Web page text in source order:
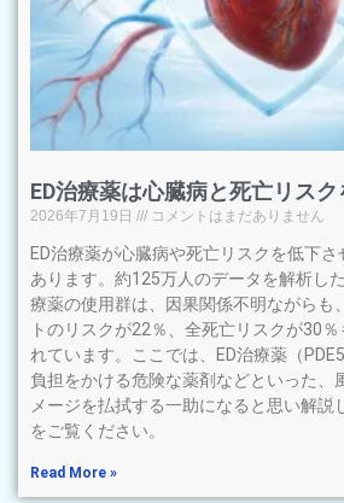
ED治療薬は心臓病と死亡リス
2026年7月19日 コメントはまだありません
ED治療薬が心臓病や死亡リスクを低下
あります。約125万人のデータを解析し
療薬の使用群は、因果関係不明ながらも
トのリスクが22％、全死亡リスクが30
れています。ここでは、ED治療薬（
負担をかける危険な薬剤などといった、
メージを払拭する一助になると思い解説
をご覧ください。
Read More »